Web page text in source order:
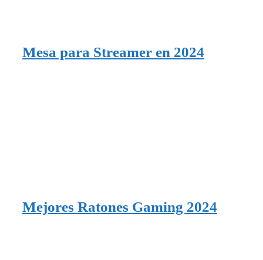
Mesa para Streamer en 2024
Mejores Ratones Gaming 2024